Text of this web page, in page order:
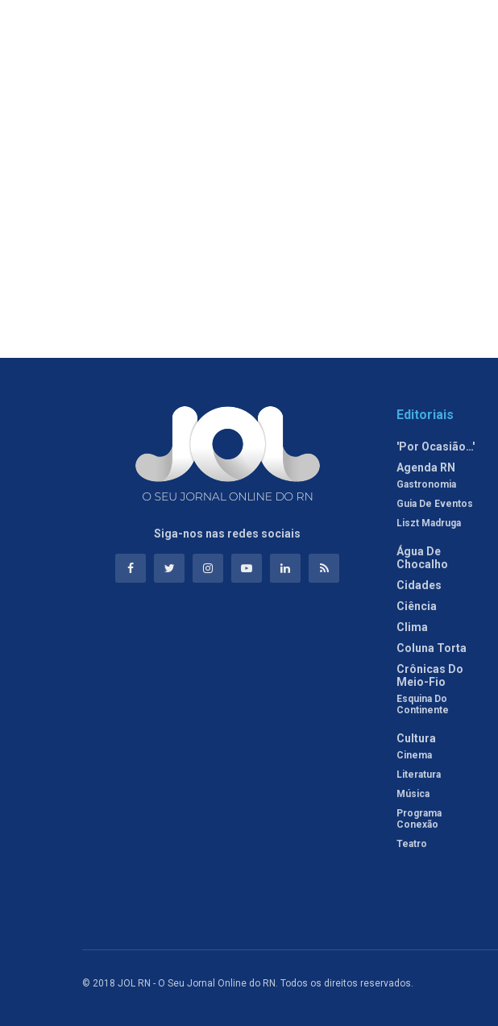
Siga-nos nas redes sociais
Editoriais
'Por Ocasião…'
Agenda RN
Gastronomia
Guia De Eventos
Liszt Madruga
Água De
Chocalho
Cidades
Ciência
Clima
Coluna Torta
Crônicas Do
Meio-Fio
Esquina Do
Continente
Cultura
Cinema
Literatura
Música
Programa
Conexão
Teatro
© 2018 JOL RN - O Seu Jornal Online do RN. Todos os direitos reservados.